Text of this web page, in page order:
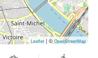
Leaflet | © OpenStreetMap